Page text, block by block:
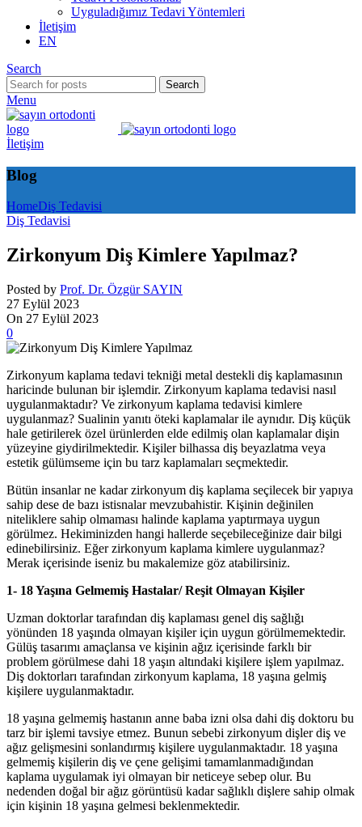
Uyguladığımız Tedavi Yöntemleri
İletişim
EN
Search
Search
Menu
İletişim
Blog
HomeDiş Tedavisi
Diş Tedavisi
Zirkonyum Diş Kimlere Yapılmaz?
Posted by Prof. Dr. Özgür SAYIN
27 Eylül 2023
On 27 Eylül 2023
0
Zirkonyum kaplama tedavi tekniği metal destekli diş kaplamasının
haricinde bulunan bir işlemdir. Zirkonyum kaplama tedavisi nasıl
uygulanmaktadır? Ve zirkonyum kaplama tedavisi kimlere
uygulanmaz? Sualinin yanıtı öteki kaplamalar ile aynıdır. Diş küçük
hale getirilerek özel ürünlerden elde edilmiş olan kaplamalar dişin
yüzeyine giydirilmektedir. Kişiler bilhassa diş beyazlatma veya
estetik gülümseme için bu tarz kaplamaları seçmektedir.
Bütün insanlar ne kadar zirkonyum diş kaplama seçilecek bir yapıya
sahip dese de bazı istisnalar mevzubahistir. Kişinin değinilen
niteliklere sahip olmaması halinde kaplama yaptırmaya uygun
görülmez. Hekiminizden hangi hallerde seçebileceğinize dair bilgi
edinebilirsiniz. Eğer zirkonyum kaplama kimlere uygulanmaz?
Merak içerisinde iseniz bu makalemize göz atabilirsiniz.
1- 18 Yaşına Gelmemiş Hastalar/ Reşit Olmayan Kişiler
Uzman doktorlar tarafından diş kaplaması genel diş sağlığı
yönünden 18 yaşında olmayan kişiler için uygun görülmemektedir.
Gülüş tasarımı amaçlansa ve kişinin ağız içerisinde farklı bir
problem görülmese dahi 18 yaşın altındaki kişilere işlem yapılmaz.
Diş doktorları tarafından zirkonyum kaplama, 18 yaşına gelmiş
kişilere uygulanmaktadır.
18 yaşına gelmemiş hastanın anne baba izni olsa dahi diş doktoru bu
tarz bir işlemi tavsiye etmez. Bunun sebebi zirkonyum dişler diş ve
ağız gelişmesini sonlandırmış kişilere uygulanmaktadır. 18 yaşına
gelmemiş kişilerin diş ve çene gelişimi tamamlanmadığından
kaplama uygulamak iyi olmayan bir neticeye sebep olur. Bu
nedenden doğal bir ağız görüntüsü kadar sağlıklı dişlere sahip olmak
için kişinin 18 yaşına gelmesi beklenmektedir.